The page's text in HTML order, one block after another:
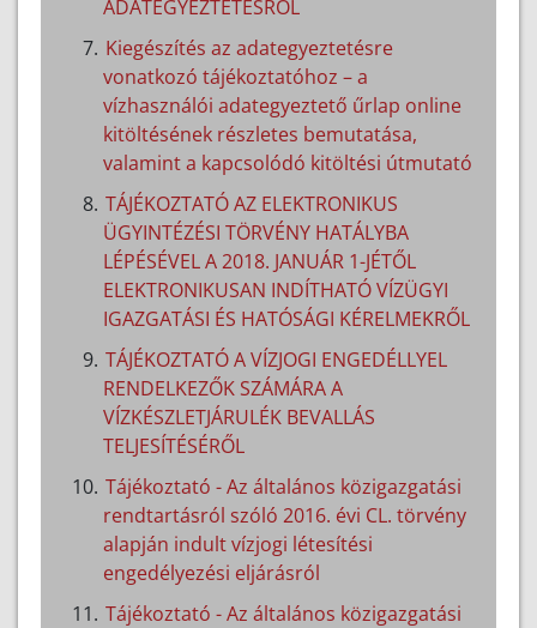
ADATEGYEZTETÉSRŐL
Kiegészítés az adategyeztetésre
vonatkozó tájékoztatóhoz – a
vízhasználói adategyeztető űrlap online
kitöltésének részletes bemutatása,
valamint a kapcsolódó kitöltési útmutató
TÁJÉKOZTATÓ AZ ELEKTRONIKUS
ÜGYINTÉZÉSI TÖRVÉNY HATÁLYBA
LÉPÉSÉVEL A 2018. JANUÁR 1-JÉTŐL
ELEKTRONIKUSAN INDÍTHATÓ VÍZÜGYI
IGAZGATÁSI ÉS HATÓSÁGI KÉRELMEKRŐL
TÁJÉKOZTATÓ A VÍZJOGI ENGEDÉLLYEL
RENDELKEZŐK SZÁMÁRA A
VÍZKÉSZLETJÁRULÉK BEVALLÁS
TELJESÍTÉSÉRŐL
Tájékoztató - Az általános közigazgatási
rendtartásról szóló 2016. évi CL. törvény
alapján indult vízjogi létesítési
engedélyezési eljárásról
Tájékoztató - Az általános közigazgatási